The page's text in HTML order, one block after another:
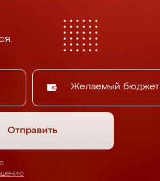
Желаемый бюджет
Отправить